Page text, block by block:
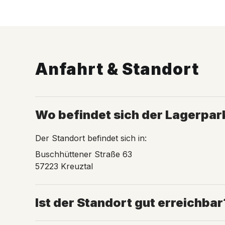
Anfahrt & Standort
Wo befindet sich der
Der Standort befindet sich in:
Buschhüttener Straße 63
57223 Kreuztal
Ist der Standort gut